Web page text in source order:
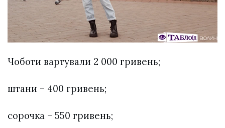
Чоботи вартували 2 000 гривень;
штани – 400 гривень;
сорочка – 550 гривень;